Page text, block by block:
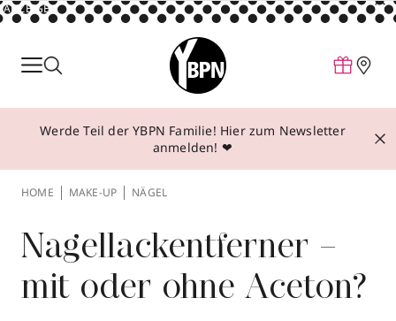
ANZEIGE
Parfum
Make-up
Behandlungen
Über YBPN
Aktionen
Werde Teil der YBPN Familie! Hier zum Newsletter
anmelden! ❤
HOME MAKE-UP NÄGEL
Nagellackentferner –
mit oder ohne Aceton?